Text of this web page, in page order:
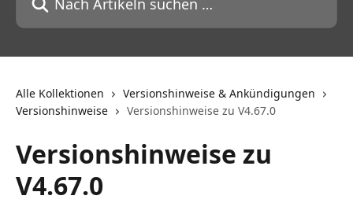
Alle Kollektionen
Versionshinweise & Ankündigungen
Versionshinweise
Versionshinweise zu V4.67.0
Versionshinweise zu
V4.67.0